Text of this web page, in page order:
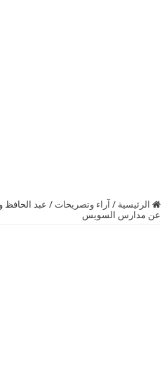
الرئيسية / آراء وتصريحات / عبد الحافظ
عن مدارس السويس